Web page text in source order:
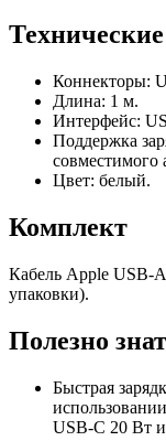
Коннекторы:
Длина: 1 м.
Интерфейс:
Поддержка
совместимого
Цвет: белый.
Комплект
Кабель Apple
упаковки).
Полезно
Быстрая
USB‑C 20 Вт